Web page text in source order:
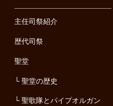
主任司祭紹介
歴代司祭
聖堂
聖堂の歴史
聖歌隊とパイプオルガン